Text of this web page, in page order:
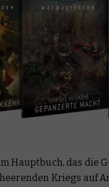
Hauptbuch, das die
Kriegs auf